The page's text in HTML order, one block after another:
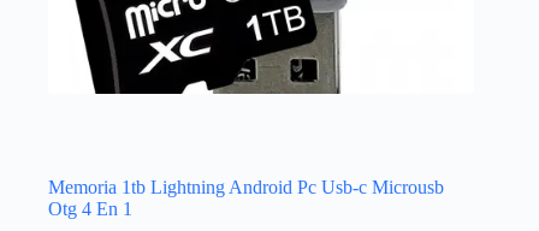
Memoria 1tb Lightning Android Pc Usb-c Microusb
Otg 4 En 1